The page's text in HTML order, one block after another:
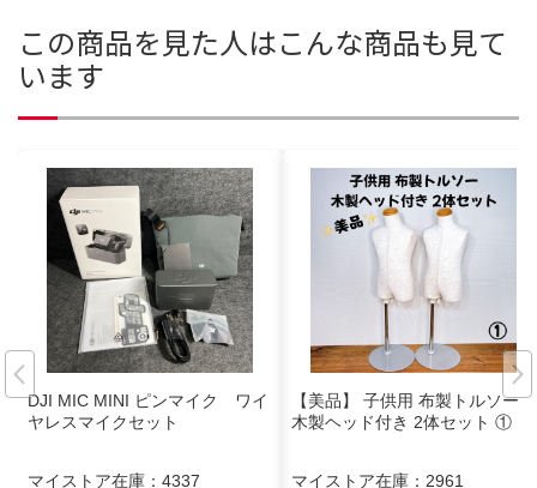
この商品を見た人はこんな商品も見て
います
DJI MIC MINI ピンマイク ワイ
ヤレスマイクセット
マイストア在庫： 4337
【美品】 子供用 布製トルソー
木製ヘッド付き 2体セット ①
マイストア在庫： 2961